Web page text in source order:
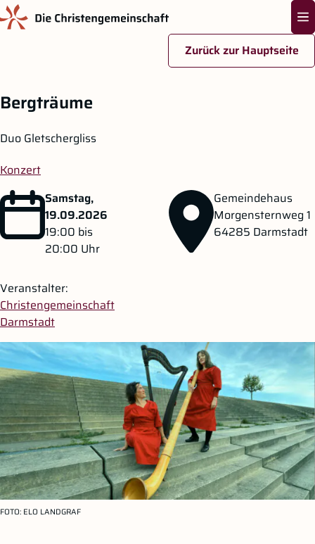
Zurück zur Hauptseite
Bergträume
Duo Gletschergliss
Konzert
Samstag,
19.09.2026
19:00 bis
20:00 Uhr
Gemeindehaus
Morgensternweg 1
64285 Darmstadt
Veranstalter:
Christengemeinschaft
Darmstadt
FOTO: ELO LANDGRAF